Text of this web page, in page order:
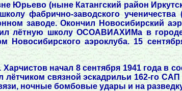
Юрьево (ныне Катангский район
фабрично-заводского
заводе. Окончил Новосибирский
лётную школу ОСОАВИАХИМа в
Новосибирского аэроклуба. 15
начал 8 сентября 1941 года
лётчиком связной эскадрильи 162-го
ночные бомбовые удары и на